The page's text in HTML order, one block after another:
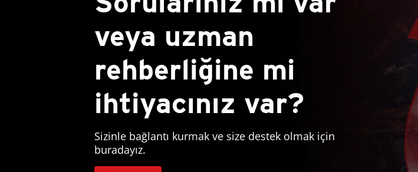
veya uzman
rehberliğine mi
ihtiyacınız var?
Sizinle bağlantı kurmak ve size destek olmak için
buradayız.